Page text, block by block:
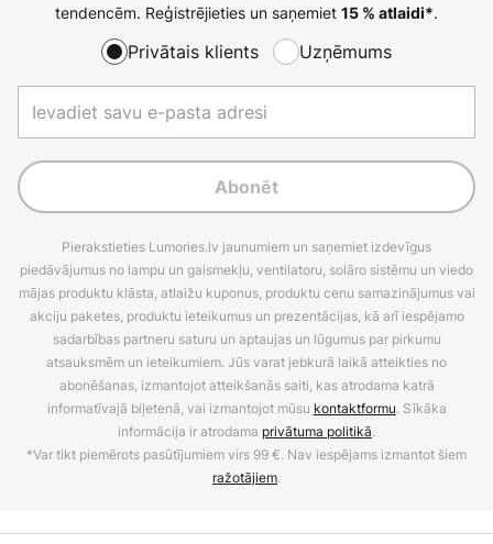
tendencēm. Reģistrējieties un saņemiet 15 % atlaidi*.
Privātais klients Uzņēmums
Abonēt
Pierakstieties Lumories.lv jaunumiem un saņemiet izdevīgus
piedāvājumus no lampu un gaismekļu, ventilatoru, solāro sistēmu un viedo
mājas produktu klāsta, atlaižu kuponus, produktu cenu samazinājumus vai
akciju paketes, produktu ieteikumus un prezentācijas, kā arī iespējamo
sadarbības partneru saturu un aptaujas un lūgumus par pirkumu
atsauksmēm un ieteikumiem. Jūs varat jebkurā laikā atteikties no
abonēšanas, izmantojot atteikšanās saiti, kas atrodama katrā
informatīvajā biļetenā, vai izmantojot mūsu kontaktformu. Sīkāka
informācija ir atrodama privātuma politikā.
*Var tikt piemērots pasūtījumiem virs 99 €. Nav iespējams izmantot šiem
ražotājiem.